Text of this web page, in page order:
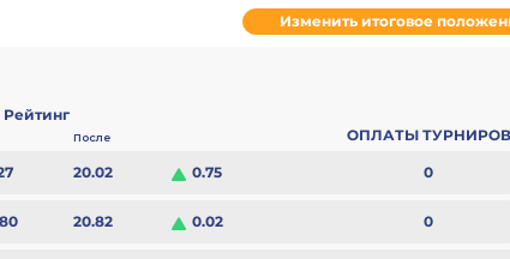
Изменить итоговое
Рейтинг
ОПЛАТЫ ТУРНИРОВ
После
20.02 0.75 0
20.82 0.02 0